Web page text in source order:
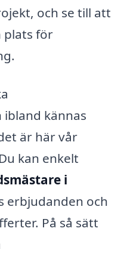
och se till att
plats för
kännas
är här vår
kan enkelt
i
erbjudanden och
På så sätt